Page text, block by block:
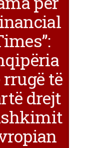
rrugë të
drejt